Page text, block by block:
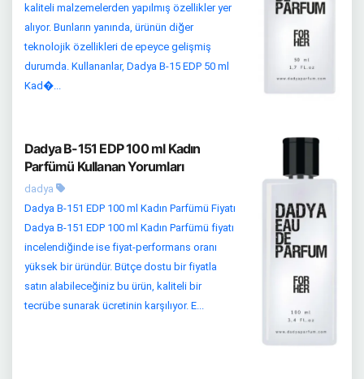
kaliteli malzemelerden yapılmış özellikler yer
alıyor. Bunların yanında, ürünün diğer
teknolojik özellikleri de epeyce gelişmiş
durumda. Kullananlar, Dadya B-15 EDP 50 ml
Kad�...
Dadya B-151 EDP 100 ml Kadın
Parfümü Kullanan Yorumları
dadya
Dadya B-151 EDP 100 ml Kadın Parfümü Fiyatı
Dadya B-151 EDP 100 ml Kadın Parfümü fiyatı
incelendiğinde ise fiyat-performans oranı
yüksek bir üründür. Bütçe dostu bir fiyatla
satın alabileceğiniz bu ürün, kaliteli bir
tecrübe sunarak ücretinin karşılıyor. E...